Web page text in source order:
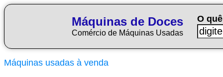
Máquinas de Doces
Comércio de Máquinas Usadas
O
Máquinas usadas à venda